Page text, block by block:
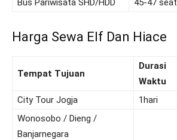
Bus Pariwisata SHD/HDD
45-47 seat
Harga Sewa Elf Dan Hiace
Tempat Tujuan
Durasi
Waktu
City Tour Jogja
1hari
Wonosobo / Dieng /
Banjarnegara